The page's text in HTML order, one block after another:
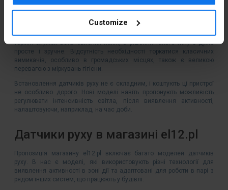
Customize
автоматично вмикається детекторами, знижує ризик різноманітних
автоматично вмикають і вимикають світло, дозволяють значно
економити на споживанню електроенергії. Вони продовжують
термін служби встановлених ламп, а рішення такого типу є дуже
просте і зручне. Відсутність необхідності торкатися класичних
вимикачів, особливо в громадських місцях, також є великою
перевагою з міркувань гігієни.
Встановлення датчиків руху не є складним, і коштують ці пристрої
не особливо дорого. Нові моделі навіть пропонують можливість
регулювати інтенсивність світла, після виявлення активності,
налаштовуючи, наприклад, на час доби.
Датчики руху в магазині el12.pl
Пропозиція магазину el12.pl включає багато моделей датчиків
руху. В нас є моделі, які використовують різні технології для
виявлення активності в зоні дії та адаптовані для роботи в парі з
рядом інших систем, що працюють у будівлі.